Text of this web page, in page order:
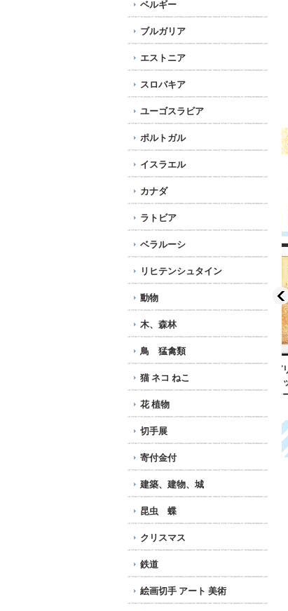
ベルギー
ブルガリア
エストニア
スロバキア
ユーゴスラビア
ポルトガル
イスラエル
カナダ
ラトビア
ベラルーシ
リヒテンシュタイン
動物
木、森林
鳥 猛禽類
猫 ネコ ねこ
花 植物
切手展
寄付金付
建築、建物、城
昆虫 蝶
クリスマス
鉄道
絵画切手 アート 美術
蝶 小型シート
2,064円